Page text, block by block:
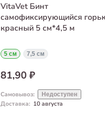
VitaVet Бинт
самофиксирующийся
красный 5 см*4,5 м
5 см 7,5 см
81,90 ₽
Самовывоз: Недоступен
Доставка: 10 августа